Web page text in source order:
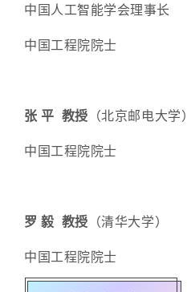
中国人工智能学会理事长
中国工程院院士
张 平 教授 （北京邮电大学）
中国工程院院士
罗 毅 教授 （清华大学）
中国工程院院士